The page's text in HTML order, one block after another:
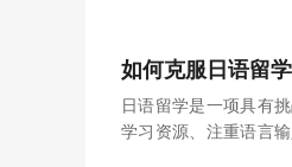
如何克服日语留
日语留学是一项具有
学习资源、注重语言